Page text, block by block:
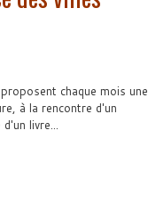
chaque mois une
à la rencontre d'un
livre...